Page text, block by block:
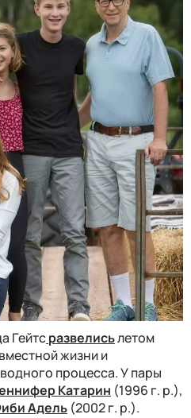
Гейтсразвелисьлетом
жизни и
процесса. У пары
Катарин (1996 г. р.),
Адель (2002 г. р.).